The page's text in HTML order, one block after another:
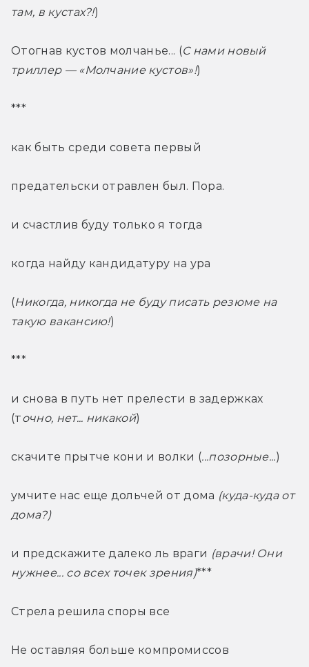
там, в кустах?!)
Отогнав кустов молчанье... (С нами новый
триллер — «Молчание кустов»!)
***
как быть среди совета первый
предательски отравлен был. Пора.
и счастлив буду только я тогда
когда найду кандидатуру на ура
(Никогда, никогда не буду писать резюме на
такую вакансию!)
***
и снова в путь нет прелести в задержках
(точно, нет... никакой)
скачите прытче кони и волки (...позорные...)
умчите нас еще дольчей от дома (куда-куда от
дома?)
и предскажите далеко ль враги (врачи! Они
нужнее... со всех точек зрения)***
Стрела решила споры все
Не оставляя больше компромиссов